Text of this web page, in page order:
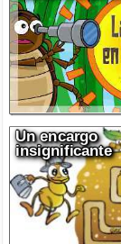
Un encargo
insignificante